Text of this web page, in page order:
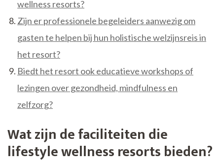
wellness resorts?
Zijn er professionele begeleiders aanwezig om
gasten te helpen bij hun holistische welzijnsreis in
het resort?
Biedt het resort ook educatieve workshops of
lezingen over gezondheid, mindfulness en
zelfzorg?
Wat zijn de faciliteiten die
lifestyle wellness resorts bieden?